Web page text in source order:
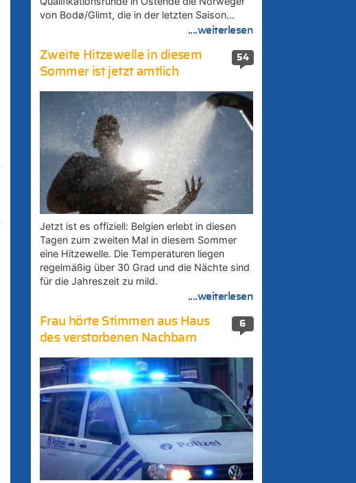
von Bodø/Glimt, die in der letzten Saison…
....weiterlesen
54
Zweite Hitzewelle in diesem
Sommer ist jetzt amtlich
Jetzt ist es offiziell: Belgien erlebt in diesen
Tagen zum zweiten Mal in diesem Sommer
eine Hitzewelle. Die Temperaturen liegen
regelmäßig über 30 Grad und die Nächte sind
für die Jahreszeit zu mild.
....weiterlesen
6
Frau hörte Stimmen aus Haus
des verstorbenen Nachbarn